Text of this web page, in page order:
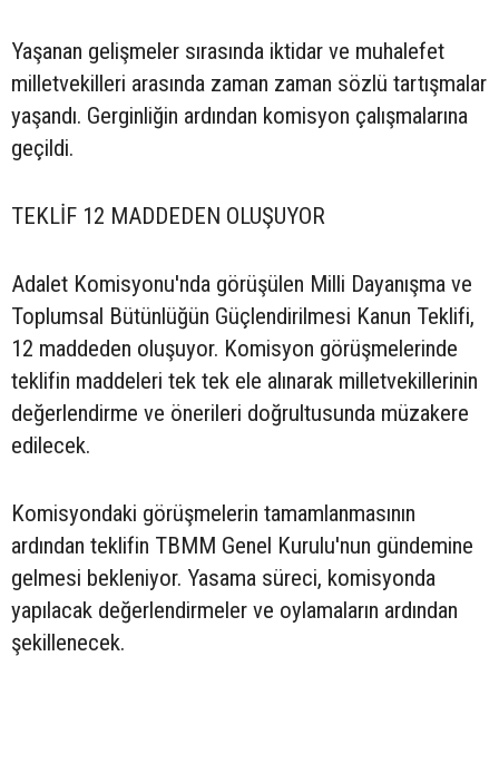
Yaşanan gelişmeler sırasında iktidar ve muhalefet
milletvekilleri arasında zaman zaman sözlü tartışmalar
yaşandı. Gerginliğin ardından komisyon çalışmalarına
geçildi.
TEKLİF 12 MADDEDEN OLUŞUYOR
Adalet Komisyonu'nda görüşülen Milli Dayanışma ve
Toplumsal Bütünlüğün Güçlendirilmesi Kanun Teklifi,
12 maddeden oluşuyor. Komisyon görüşmelerinde
teklifin maddeleri tek tek ele alınarak milletvekillerinin
değerlendirme ve önerileri doğrultusunda müzakere
edilecek.
Komisyondaki görüşmelerin tamamlanmasının
ardından teklifin TBMM Genel Kurulu'nun gündemine
gelmesi bekleniyor. Yasama süreci, komisyonda
yapılacak değerlendirmeler ve oylamaların ardından
şekillenecek.